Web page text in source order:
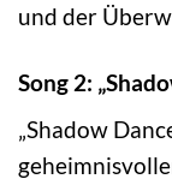
und der
Song 2:
„Shadow